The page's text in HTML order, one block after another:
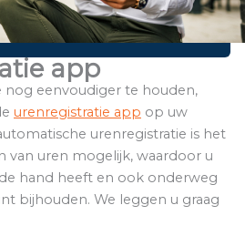
app
nog eenvoudiger te houden,
urenregistratie app op uw
urenregistratie is het
van uren mogelijk, waardoor u
hand heeft en ook onderweg
bijhouden. We leggen u graag